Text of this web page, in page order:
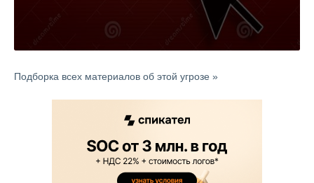
Подборка всех материалов об этой угрозе »